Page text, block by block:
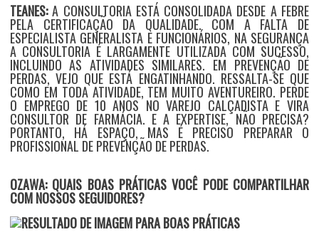
TEANES:A CONSULTORIA ESTÁ CONSOLIDADA DESDE A FEBRE
PELA CERTIFICAÇÃO DA QUALIDADE. COM A FALTA DE
ESPECIALISTA GENERALISTA E FUNCIONÁRIOS, NA SEGURANÇA
A CONSULTORIA É LARGAMENTE UTILIZADA COM SUCESSO,
INCLUINDO AS ATIVIDADES SIMILARES. EM PREVENÇÃO DE
PERDAS, VEJO QUE ESTÁ ENGATINHANDO. RESSALTA-SE QUE
COMO EM TODA ATIVIDADE, TEM MUITO AVENTUREIRO. PERDE
O EMPREGO DE 10 ANOS NO VAREJO CALÇADISTA E VIRA
CONSULTOR DE FARMÁCIA. E A EXPERTISE, NÃO PRECISA?
PORTANTO, HÁ ESPAÇO, MAS É PRECISO PREPARAR O
PROFISSIONAL DE PREVENÇÃO DE PERDAS.
OZAWA: QUAIS BOAS PRÁTICAS VOCÊ PODE COMPARTILHAR
COM NOSSOS SEGUIDORES?